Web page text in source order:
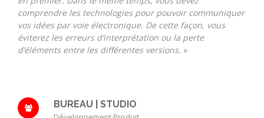
comprendre les technologies pour pouvoir communiquer
vos idées par voie électronique. De cette façon, vous
éviterez les erreurs d’interprétation ou la perte
d’éléments entre les différentes versions. »
BUREAU | STUDIO